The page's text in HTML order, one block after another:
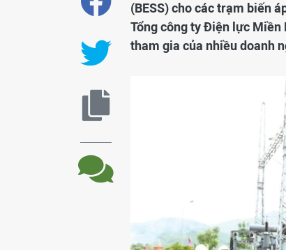
(BESS) cho các trạm biến
Tổng công ty Điện lực Miền
tham gia của nhiều doanh